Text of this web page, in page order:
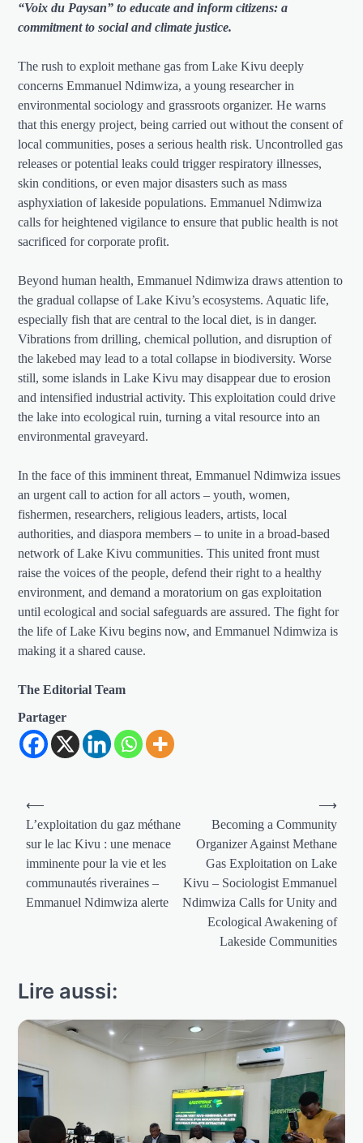
“Voix du Paysan” to educate and inform citizens: a
commitment to social and climate justice.
The rush to exploit methane gas from Lake Kivu deeply
concerns Emmanuel Ndimwiza, a young researcher in
environmental sociology and grassroots organizer. He warns
that this energy project, being carried out without the consent of
local communities, poses a serious health risk. Uncontrolled gas
releases or potential leaks could trigger respiratory illnesses,
skin conditions, or even major disasters such as mass
asphyxiation of lakeside populations. Emmanuel Ndimwiza
calls for heightened vigilance to ensure that public health is not
sacrificed for corporate profit.
Beyond human health, Emmanuel Ndimwiza draws attention to
the gradual collapse of Lake Kivu’s ecosystems. Aquatic life,
especially fish that are central to the local diet, is in danger.
Vibrations from drilling, chemical pollution, and disruption of
the lakebed may lead to a total collapse in biodiversity. Worse
still, some islands in Lake Kivu may disappear due to erosion
and intensified industrial activity. This exploitation could drive
the lake into ecological ruin, turning a vital resource into an
environmental graveyard.
In the face of this imminent threat, Emmanuel Ndimwiza issues
an urgent call to action for all actors – youth, women,
fishermen, researchers, religious leaders, artists, local
authorities, and diaspora members – to unite in a broad-based
network of Lake Kivu communities. This united front must
raise the voices of the people, defend their right to a healthy
environment, and demand a moratorium on gas exploitation
until ecological and social safeguards are assured. The fight for
the life of Lake Kivu begins now, and Emmanuel Ndimwiza is
making it a shared cause.
The Editorial Team
Partager
Navigation
de
l’article
⟵
L’exploitation du gaz méthane
sur le lac Kivu : une menace
imminente pour la vie et les
communautés riveraines –
Emmanuel Ndimwiza alerte
Becoming a Community
Organizer Against Methane
Gas Exploitation on Lake
Kivu – Sociologist Emmanuel
Ndimwiza Calls for Unity and
Ecological Awakening of
Lakeside Communities
⟶
Lire aussi: